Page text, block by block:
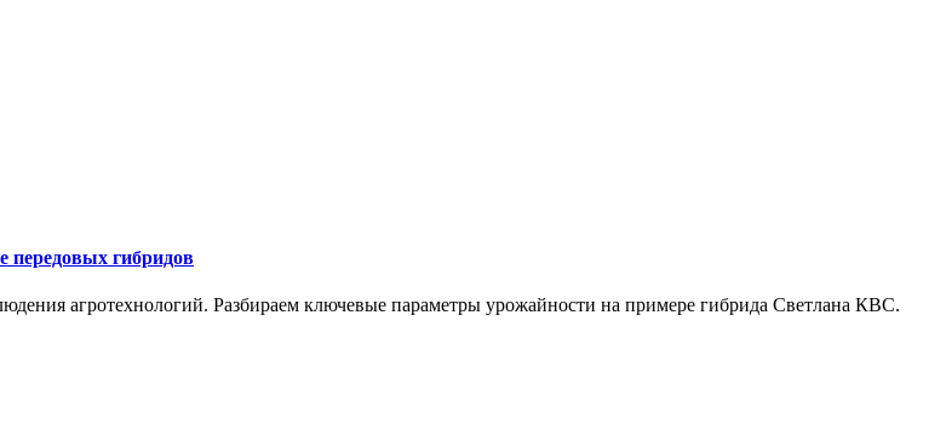
передовых гибридов
агротехнологий. Разбираем ключевые параметры урожайности на примере гибрида Светлана КВС.